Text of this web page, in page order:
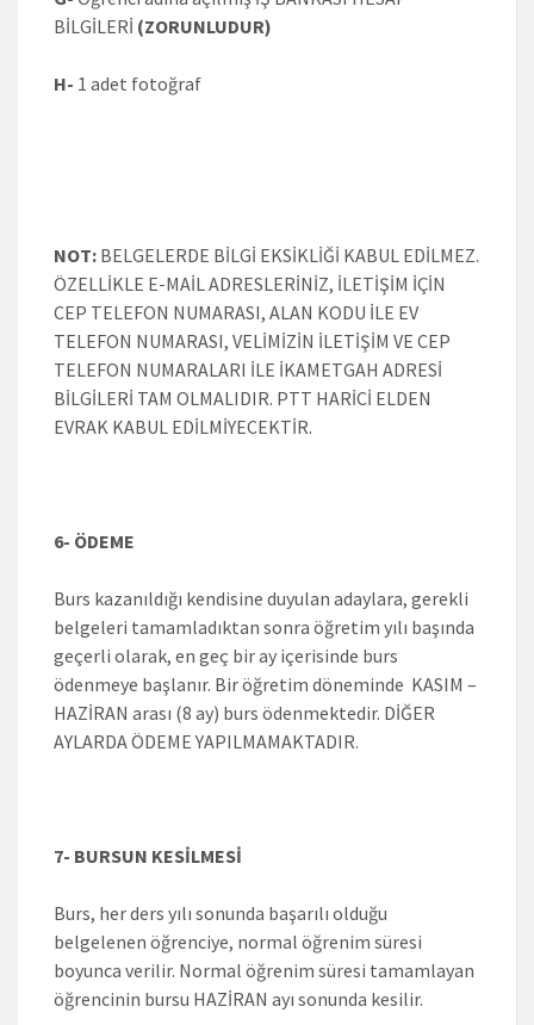
BİLGİLERİ (ZORUNLUDUR)
H- 1 adet fotoğraf
NOT: BELGELERDE BİLGİ EKSİKLİĞİ KABUL EDİLMEZ.
ÖZELLİKLE E-MAİL ADRESLERİNİZ, İLETİŞİM İÇİN
CEP TELEFON NUMARASI, ALAN KODU İLE EV
TELEFON NUMARASI, VELİMİZİN İLETİŞİM VE CEP
TELEFON NUMARALARI İLE İKAMETGAH ADRESİ
BİLGİLERİ TAM OLMALIDIR. PTT HARİCİ ELDEN
EVRAK KABUL EDİLMİYECEKTİR.
6- ÖDEME
Burs kazanıldığı kendisine duyulan adaylara, gerekli
belgeleri tamamladıktan sonra öğretim yılı başında
geçerli olarak, en geç bir ay içerisinde burs
ödenmeye başlanır. Bir öğretim döneminde KASIM –
HAZİRAN arası (8 ay) burs ödenmektedir. DİĞER
AYLARDA ÖDEME YAPILMAMAKTADIR.
7- BURSUN KESİLMESİ
Burs, her ders yılı sonunda başarılı olduğu
belgelenen öğrenciye, normal öğrenim süresi
boyunca verilir. Normal öğrenim süresi tamamlayan
öğrencinin bursu HAZİRAN ayı sonunda kesilir.